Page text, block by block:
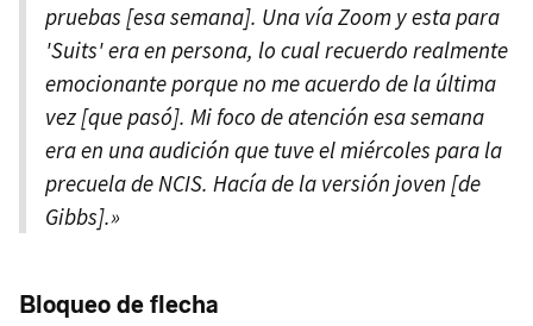
pruebas [esa semana]. Una vía Zoom y esta para
'Suits' era en persona, lo cual recuerdo realmente
emocionante porque no me acuerdo de la última
vez [que pasó]. Mi foco de atención esa semana
era en una audición que tuve el miércoles para la
precuela de NCIS. Hacía de la versión joven [de
Gibbs].»
Bloqueo de flecha